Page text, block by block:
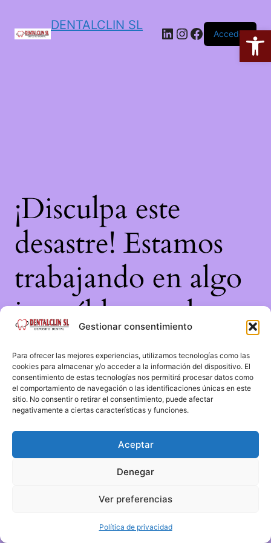
Gestionar consentimiento
Para ofrecer las mejores experiencias, utilizamos tecnologías como las
cookies para almacenar y/o acceder a la información del dispositivo. El
consentimiento de estas tecnologías nos permitirá procesar datos como
el comportamiento de navegación o las identificaciones únicas en este
sitio. No consentir o retirar el consentimiento, puede afectar
negativamente a ciertas características y funciones.
Aceptar
Denegar
Ver preferencias
Política de privacidad
DENTALCLIN SL
Acceder
¡Disculpa este
desastre! Estamos
trabajando en algo
increíble, ¡vuelve
pronto!